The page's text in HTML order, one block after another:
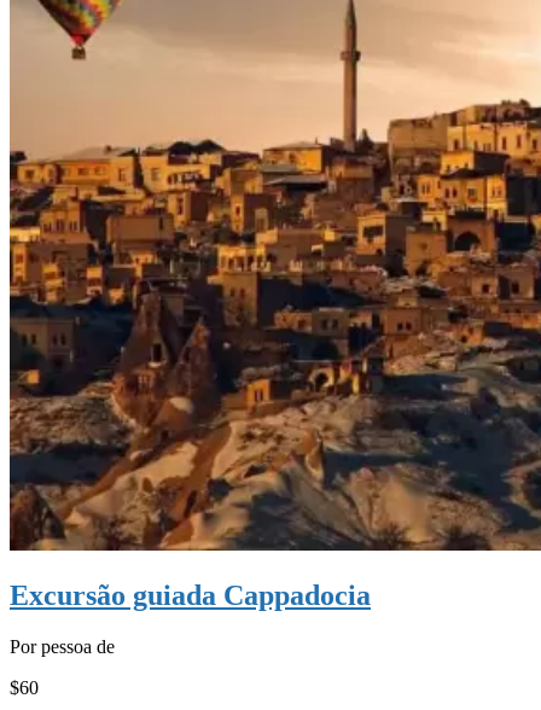
Excursão guiada Cappadocia
Por pessoa de
$60